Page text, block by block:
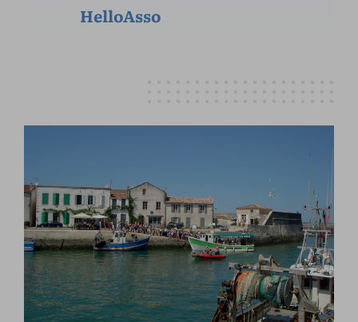
HelloAsso